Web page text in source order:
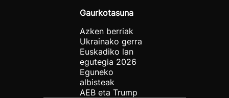
Gaurkotasuna
Azken berriak
Ukrainako gerra
Euskadiko lan
egutegia 2026
Eguneko
albisteak
AEB eta Trump